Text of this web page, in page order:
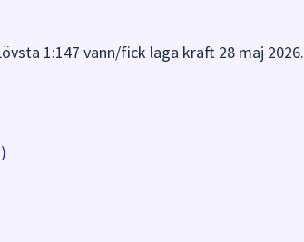
1:147 vann/fick laga kraft 28 maj 2026.